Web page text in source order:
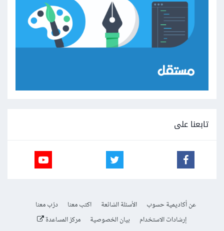
تابعنا على
عن أكاديمية حسوب الأسئلة الشائعة اكتب معنا
درّب معنا
إرشادات الاستخدام
بيان الخصوصية مركز المساعدة